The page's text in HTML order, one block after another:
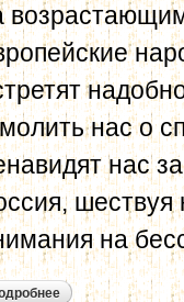
нас о
нас
шествуя
на
о нравственно-